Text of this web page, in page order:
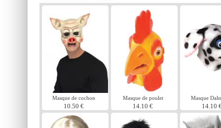
Masque de cochon
10.50 €
Masque de poulet
14.10 €
Masque
14.10